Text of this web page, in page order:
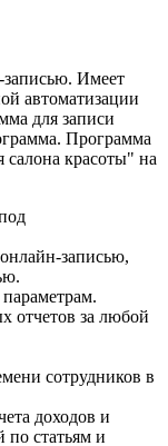
записью. Имеет
автоматизации
для записи
Программа
красоты" на
записью,
отчетов за любой
сотрудников в
доходов и
по статьям и